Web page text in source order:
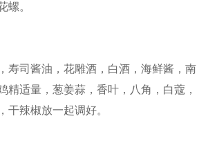
螺。
寿司酱油，花雕酒，白酒，海鲜酱，南
精适量，葱姜蒜，香叶，八角，白蔻，
干辣椒放一起调好。